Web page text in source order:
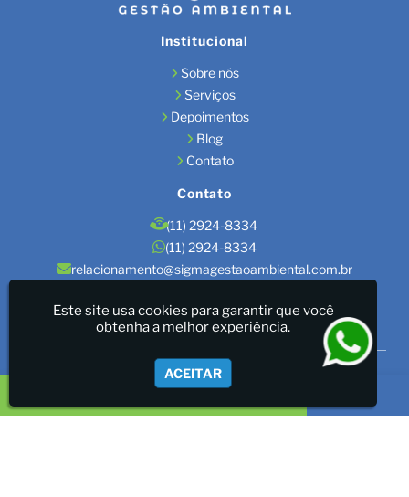
Institucional
Sobre nós
Serviços
Depoimentos
Blog
Contato
Contato
(11) 2924-8334
(11) 2924-8334
relacionamento@sigmagestaoambiental.com.br
Localização
São Paulo / SP
Sigma Gestão Ambiental - LICENÇAS AMBIENTAIS/GESTÃO
DE RESÍDUOS/LAUDOS
Este site usa cookies para garantir que você
obtenha a melhor experiência.
ACEITAR